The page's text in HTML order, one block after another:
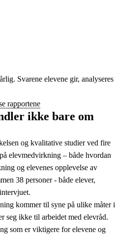
Svarene elevene gir, analyseres
rapportene
ikke bare om
og kvalitative studier ved fire
elevmedvirkning – både hvordan
og elevenes opplevelse av
38 personer - både elever,
kommer til syne på ulike måter i
seg ikke til arbeidet med elevråd.
som er viktigere for elevene og